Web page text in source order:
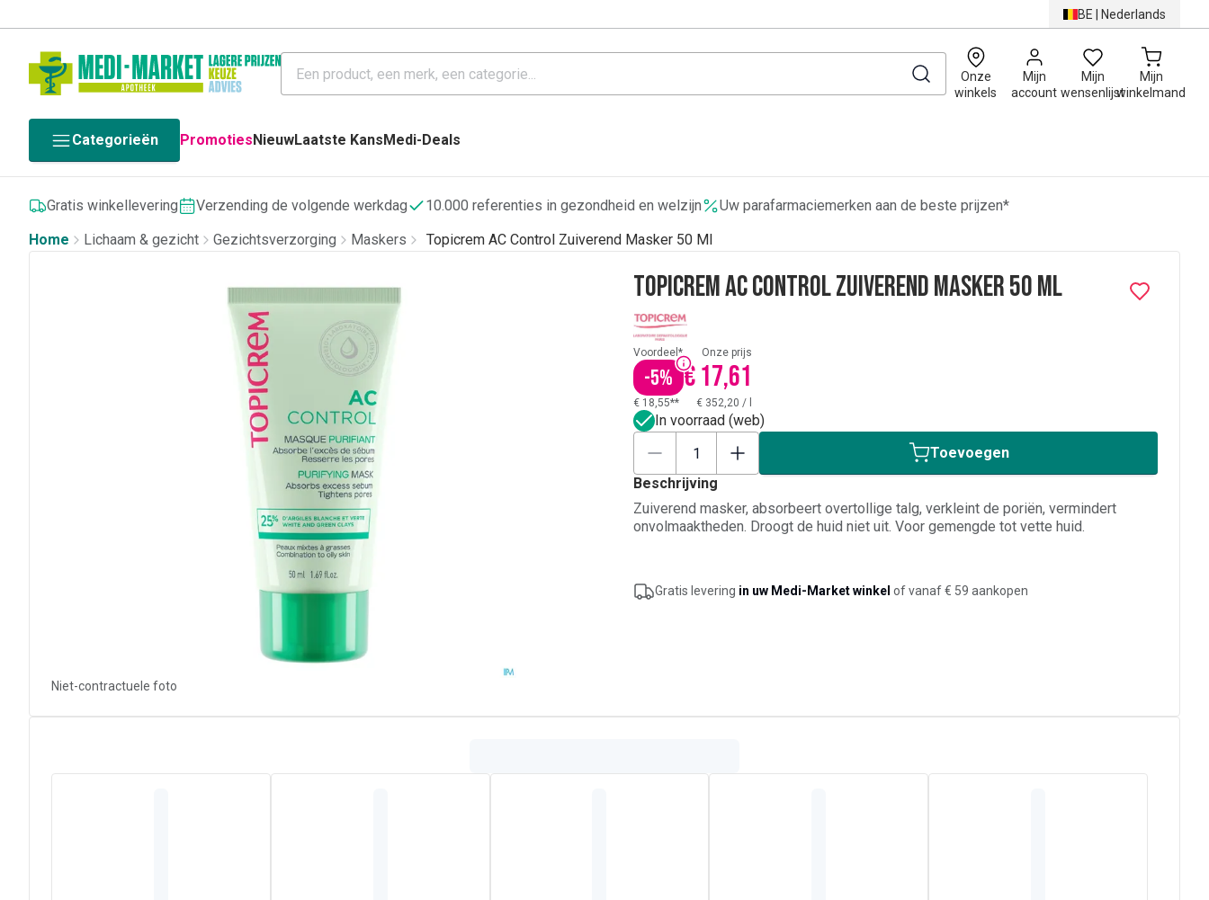
BE | Nederlands
Onze
winkels
Mijn
account
Mijn
wensenlijst
Mijn
winkelmand
0
Categorieën PromotiesNieuwLaatste KansMedi-Deals
Gratis winkellevering Verzending de volgende werkdag 10.000 referenties in gezondheid en welzijn
Uw parafarmaciemerken aan de beste prijzen*
Home
Lichaam & gezicht Gezichtsverzorging Maskers Topicrem AC Control Zuiverend Masker 50 Ml
Niet-contractuele foto
Topicrem AC Control Zuiverend Masker 50 Ml
Voordeel*
-5%
Onze prijs
€ 17,61
€ 18,55** € 352,20 /
In voorraad (web)
Toevoegen
Beschrijving
Zuiverend masker, absorbeert overtollige talg, verkleint de poriën, vermindert
onvolmaaktheden. Droogt de huid niet uit. Voor gemengde tot vette huid.
Gratis levering in uw Medi-Market winkel of vanaf € 59 aankopen